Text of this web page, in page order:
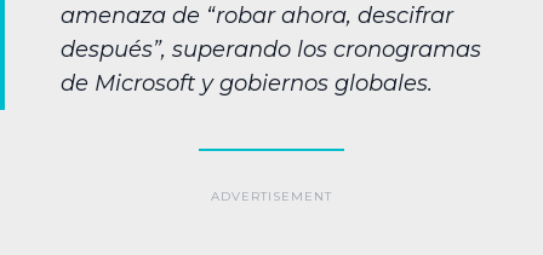
amenaza de “robar ahora, descifrar
después”, superando los cronogramas
de Microsoft y gobiernos globales.